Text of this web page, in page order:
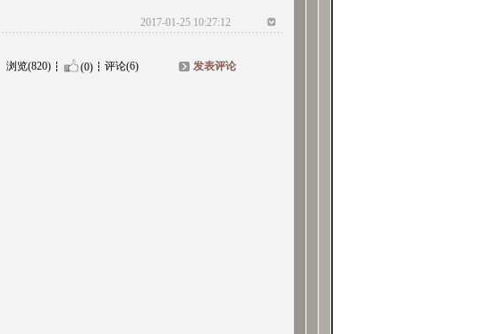
2017-01-25 10:27:12
浏览(820) (0) 评论(6) 发表评论